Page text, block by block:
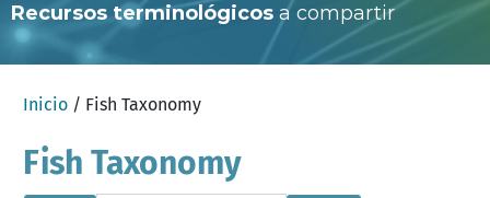
Recursos terminológicos a compartir
Inicio / Fish Taxonomy
Fish Taxonomy